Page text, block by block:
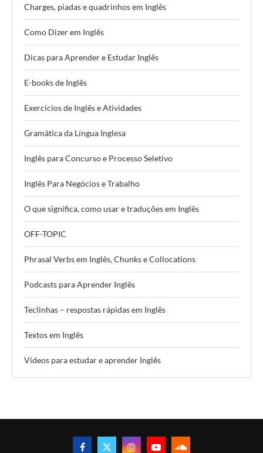
Charges, piadas e quadrinhos em Inglês
Como Dizer em Inglês
Dicas para Aprender e Estudar Inglês
E-books de Inglês
Exercícios de Inglês e Atividades
Gramática da Língua Inglesa
Inglês para Concurso e Processo Seletivo
Inglês Para Negócios e Trabalho
O que significa, como usar e traduções em Inglês
OFF-TOPIC
Phrasal Verbs em Inglês, Chunks e Collocations
Podcasts para Aprender Inglês
Teclinhas – respostas rápidas em Inglês
Textos em Inglês
Vídeos para estudar e aprender Inglês